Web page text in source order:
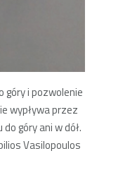
góry i pozwolenie
wypływa przez
góry ani w dół.
Vasilopoulos